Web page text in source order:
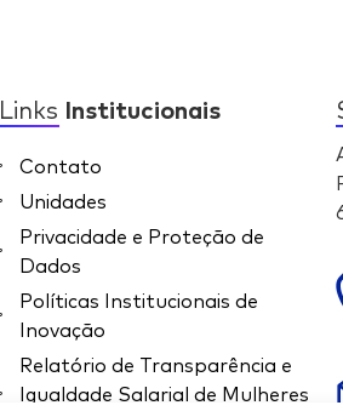
Links Institucionais
Contato
Unidades
Privacidade e Proteção de
Dados
Políticas Institucionais de
Inovação
Relatório de Transparência e
Igualdade Salarial de Mulheres